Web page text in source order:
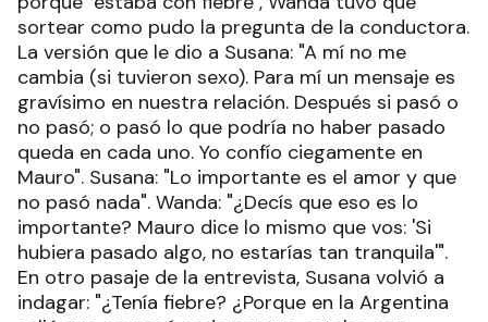
sortear como pudo la pregunta de la conductora.
La versión que le dio a Susana: "A mí no me
cambia (si tuvieron sexo). Para mí un mensaje es
gravísimo en nuestra relación. Después si pasó o
no pasó; o pasó lo que podría no haber pasado
queda en cada uno. Yo confío ciegamente en
Mauro". Susana: "Lo importante es el amor y que
no pasó nada". Wanda: "¿Decís que eso es lo
importante? Mauro dice lo mismo que vos: 'Si
hubiera pasado algo, no estarías tan tranquila'".
En otro pasaje de la entrevista, Susana volvió a
indagar: "¿Tenía fiebre? ¿Porque en la Argentina